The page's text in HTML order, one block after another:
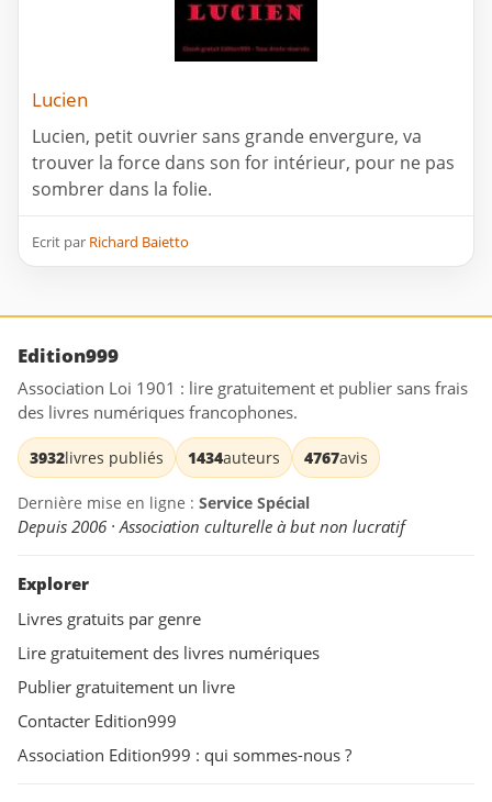
Lucien
Lucien, petit ouvrier sans grande envergure, va
trouver la force dans son for intérieur, pour ne pas
sombrer dans la folie.
Ecrit par Richard Baietto
Edition999
Association Loi 1901 : lire gratuitement et publier sans frais
des livres numériques francophones.
3932livres publiés 1434auteurs 4767avis
Dernière mise en ligne : Service Spécial
Depuis 2006 · Association culturelle à but non lucratif
Explorer
Livres gratuits par genre
Lire gratuitement des livres numériques
Publier gratuitement un livre
Contacter Edition999
Association Edition999 : qui sommes-nous ?